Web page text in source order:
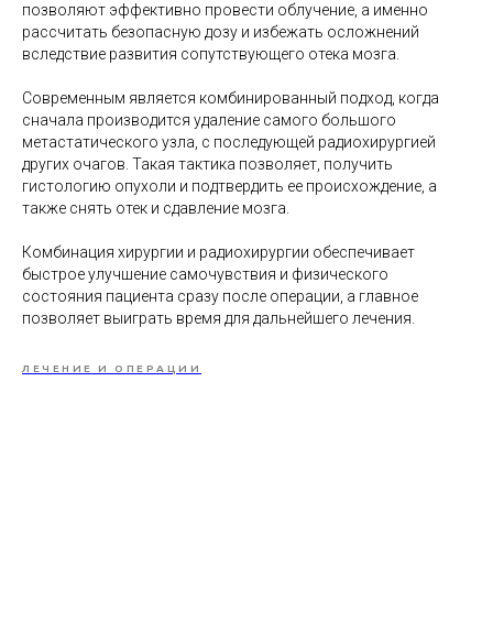
позволяют эффективно провести облучение, а именно
рассчитать безопасную дозу и избежать осложнений
вследствие развития сопутствующего отека мозга.
Современным является комбинированный подход, когда
сначала производится удаление самого большого
метастатического узла, с последующей радиохирургией
других очагов. Такая тактика позволяет, получить
гистологию опухоли и подтвердить ее происхождение, а
также снять отек и сдавление мозга.
Комбинация хирургии и радиохирургии обеспечивает
быстрое улучшение самочувствия и физического
состояния пациента сразу после операции, а главное
позволяет выиграть время для дальнейшего лечения.
ЛЕЧЕНИЕ И ОПЕРАЦИИ